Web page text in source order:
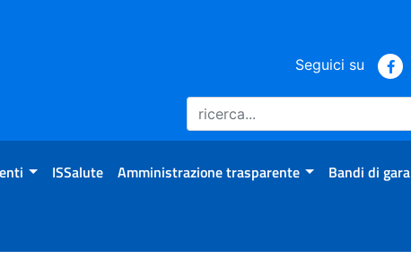
Seguici su
ISSalute Amministrazione trasparente Bandi di gara